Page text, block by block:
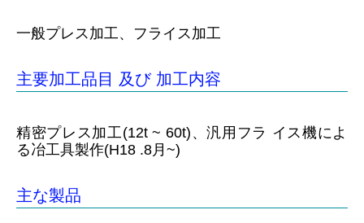
一般プレス加工、フライス加工
主要加工品目 及び 加工内容
精密プレス加工(12t ~ 60t)、汎用フラ イス機によ
る冶工具製作(H18 .8月~)
主な製品